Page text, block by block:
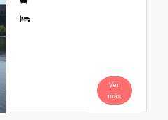
Ver
más